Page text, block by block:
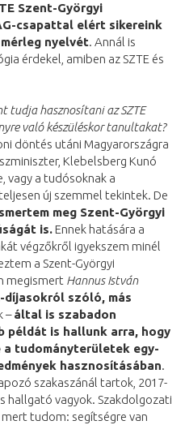
Szent-Györgyi
csapattal elért sikereink
nyelvét. Annál is
érdekel, amiben az SZTE és
tudja hasznosítani az SZTE
való készüléskor tanultakat?
döntés utáni Magyarországra
Klebelsberg Kunó
vagy a tudósoknak a
új szemmel tekintek. De
meg Szent-Györgyi
is. Ennek hatására a
végzőkről igyekszem minél
a Szent-Györgyi
megismert Hannus István
díjasokról szóló, más
–által is szabadon
példát is hallunk arra, hogy
tudományterületek egy-
hasznosításában.
szakaszánál tartok, 2017-
hallgató vagyok. Szakdolgozati
tudom: segítségre van